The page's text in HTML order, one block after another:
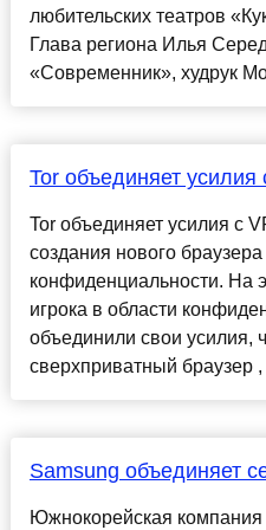
любительских театров
Глава региона Илья
«Современник», худрук
Tor объединяет усилия
Tor объединяет усилия с
создания нового
конфиденциальности. На
игрока в области
объединили свои усилия,
сверхприватный браузер ,
Samsung объединяет
Южнокорейская